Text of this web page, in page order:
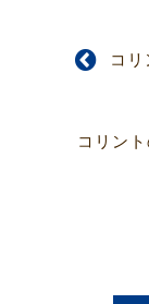
コリン